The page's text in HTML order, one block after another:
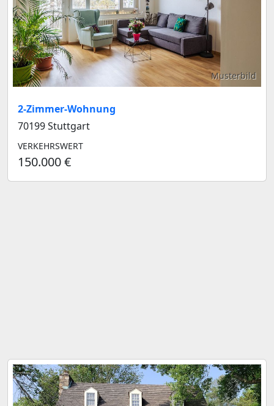
Musterbild
2-Zimmer-Wohnung
70199 Stuttgart
VERKEHRSWERT
150.000 €